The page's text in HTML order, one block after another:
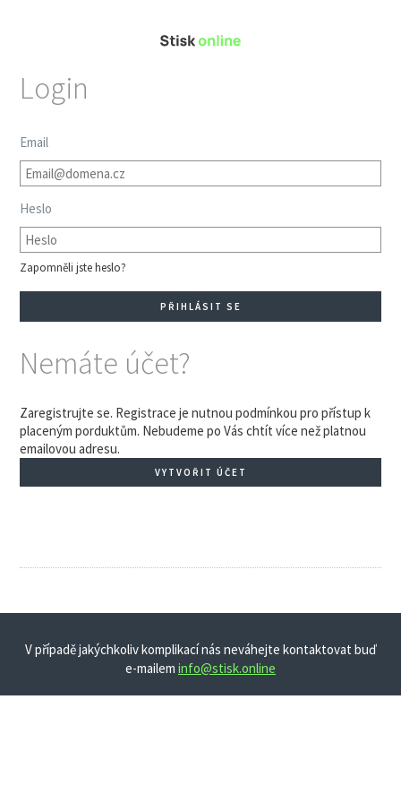
Login
Email
Heslo
Zapomněli jste heslo?
Nemáte účet?
Zaregistrujte se. Registrace je nutnou podmínkou pro přístup k
placeným porduktům. Nebudeme po Vás chtít více než platnou
emailovou adresu.
VYTVOŘIT ÚČET
V případě jakýchkoliv komplikací nás neváhejte kontaktovat buď
e-mailem info@stisk.online